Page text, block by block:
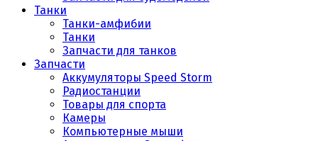
Танки
Танки-амфибии
Танки
Запчасти для танков
Запчасти
Аккумуляторы Speed Storm
Радиостанции
Товары для спорта
Камеры
Компьютерные мыши